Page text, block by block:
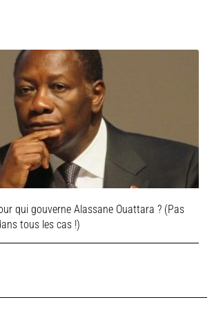
qui gouverne Alassane Ouattara ? (Pas
tous les cas !)